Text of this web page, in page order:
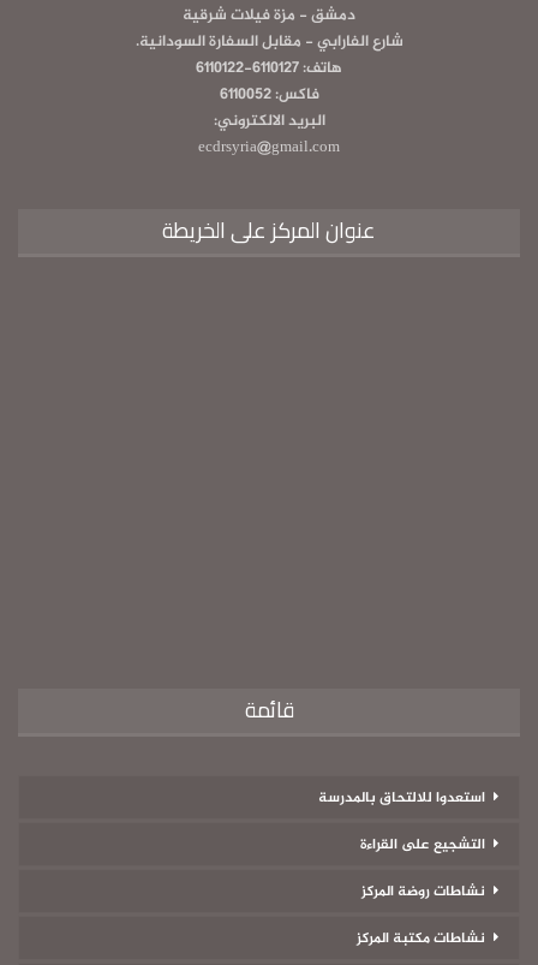
دمشق - مزة فيلات شرقية
شارع الفارابي - مقابل السفارة السودانية.
هاتف: 6110127-6110122
فاكس: 6110052
البريد الالكتروني:
ecdrsyria@gmail.com
عنوان المركز على الخريطة
قائمة
استعدوا للالتحاق بالمدرسة
التشجيع على القراءة
نشاطات روضة المركز
نشاطات مكتبة المركز